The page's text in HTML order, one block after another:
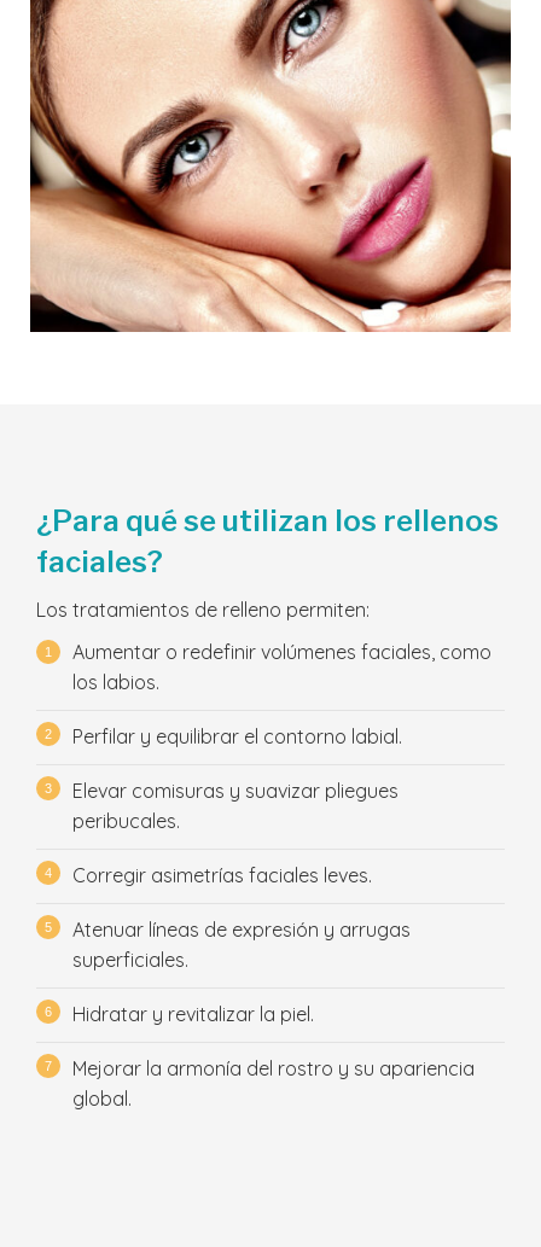
¿Para qué se utilizan los rellenos
faciales?
Los tratamientos de relleno permiten:
Aumentar o redefinir volúmenes faciales, como
los labios.
Perfilar y equilibrar el contorno labial.
Elevar comisuras y suavizar pliegues
peribucales.
Corregir asimetrías faciales leves.
Atenuar líneas de expresión y arrugas
superficiales.
Hidratar y revitalizar la piel.
Mejorar la armonía del rostro y su apariencia
global.